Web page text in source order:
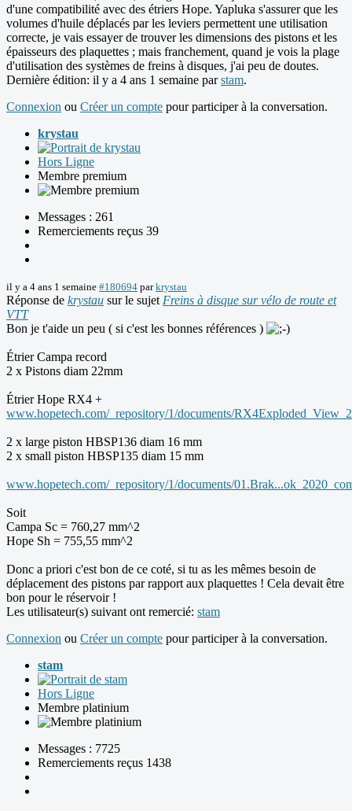
d'une compatibilité avec des étriers Hope. Yapluka s'assurer que les
volumes d'huile déplacés par les leviers permettent une utilisation
correcte, je vais essayer de trouver les dimensions des pistons et les
épaisseurs des plaquettes ; mais franchement, quand je vois la plage
d'utilisation des systèmes de freins à disques, j'ai peu de doutes.
Dernière édition: il y a 4 ans 1 semaine parstam.
Connexion ou Créer un compte pour participer à la conversation.
krystau
Hors Ligne
Membre premium
Messages : 261
Remerciements reçus 39
il y a 4 ans 1 semaine #180694 parkrystau
Réponse de krystau sur le sujet Freins à disque sur vélo de route et
VTT
Bon je t'aide un peu ( si c'est les bonnes références )
Étrier Campa record
2 x Pistons diam 22mm
Étrier Hope RX4 +
www.hopetech.com/_repository/1/documents/
2 x large piston HBSP136 diam 16 mm
2 x small piston HBSP135 diam 15 mm
www.hopetech.com/_repository/1/documents/
Soit
Campa Sc = 760,27 mm^2
Hope Sh = 755,55 mm^2
Donc a priori c'est bon de ce coté, si tu as les mêmes besoin de
déplacement des pistons par rapport aux plaquettes ! Cela devait être
bon pour le réservoir !
Les utilisateur(s) suivant ont remercié: stam
Connexion ou Créer un compte pour participer à la conversation.
stam
Hors Ligne
Membre platinium
Messages : 7725
Remerciements reçus 1438